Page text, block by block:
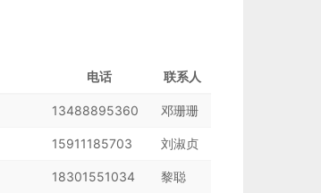
电话 联系人
13488895360 邓珊珊
15911185703 刘淑贞
18301551034 黎聪